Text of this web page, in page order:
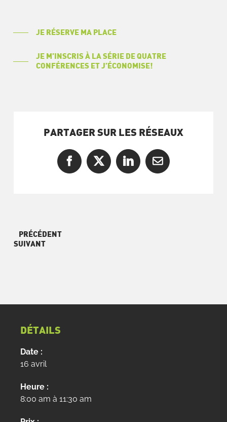
JE RÉSERVE MA PLACE
JE M’INSCRIS À LA SÉRIE DE QUATRE
CONFÉRENCES ET J’ÉCONOMISE!
PARTAGER SUR LES RÉSEAUX
Facebook
X LinkedInCourriel
PRÉCÉDENT
SUIVANT
DÉTAILS
Date :
16 avril
Heure :
8:00 am à 11:30 am